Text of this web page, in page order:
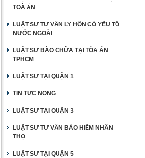
TOÀ ÁN
LUẬT SƯ TƯ VẤN LY HÔN CÓ YẾU TỐ
NƯỚC NGOÀI
LUẬT SƯ BÀO CHỮA TẠI TÒA ÁN
TPHCM
LUẬT SƯ TẠI QUẬN 1
TIN TỨC NÓNG
LUẬT SƯ TẠI QUẬN 3
LUẬT SƯ TƯ VẤN BẢO HIỂM NHÂN
THỌ
LUẬT SƯ TẠI QUẬN 5